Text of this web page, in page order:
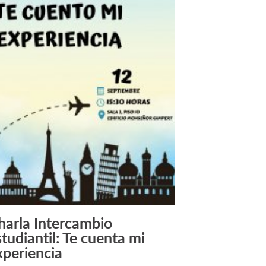
Leer Más +
Intercambio
Te cuenta mi